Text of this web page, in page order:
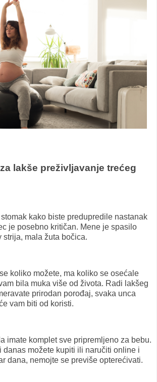
lakše preživljavanje trećeg
kako biste predupredile nastanak
je posebno kritičan. Mene je spasilo
strija, mala žuta bočica.
koliko možete, ma koliko se osećale
bila muka više od života. Radi lakšeg
prirodan porođaj, svaka unca
vam biti od koristi.
imate komplet sve pripremljeno za bebu.
danas možete kupiti ili naručiti online i
dana, nemojte se previše opterećivati.